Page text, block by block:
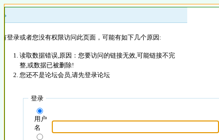
»
登录或者您没有权限访问此页面，可能有如下几个原因:
读取数据错误,原因：您要访问的链接无效,可能链接不完
整,或数据已被删除!
您还不是论坛会员,请先登录论坛
登录
用户
名